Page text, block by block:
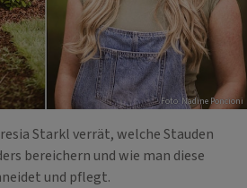
Foto: Nadine Poncioni
Starkl verrät, welche Stauden
bereichern und wie man diese
und pflegt.